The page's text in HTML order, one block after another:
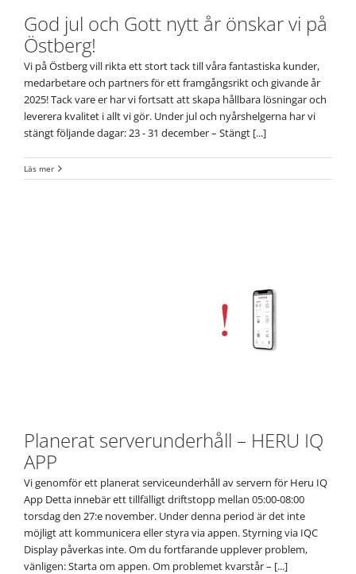
God jul och Gott nytt år önskar vi på
Östberg!
Vi på Östberg vill rikta ett stort tack till våra fantastiska kunder,
medarbetare och partners för ett framgångsrikt och givande år
2025! Tack vare er har vi fortsatt att skapa hållbara lösningar och
leverera kvalitet i allt vi gör. Under jul och nyårshelgerna har vi
stängt följande dagar: 23 - 31 december – Stängt [...]
Läs mer
Planerat serverunderhåll – HERU IQ
APP
Vi genomför ett planerat serviceunderhåll av servern för Heru IQ
App Detta innebär ett tillfälligt driftstopp mellan 05:00-08:00
torsdag den 27:e november. Under denna period är det inte
möjligt att kommunicera eller styra via appen. Styrning via IQC
Display påverkas inte. Om du fortfarande upplever problem,
vänligen: Starta om appen. Om problemet kvarstår – [...]